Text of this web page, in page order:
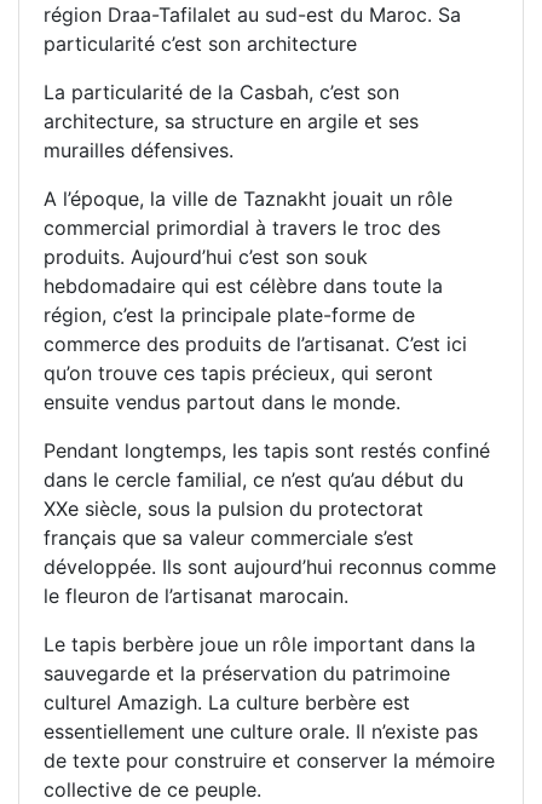
région Draa-Tafilalet au sud-est du Maroc. Sa
particularité c’est son architecture
La particularité de la Casbah, c’est son
architecture, sa structure en argile et ses
murailles défensives.
A l’époque, la ville de Taznakht jouait un rôle
commercial primordial à travers le troc des
produits. Aujourd’hui c’est son souk
hebdomadaire qui est célèbre dans toute la
région, c’est la principale plate-forme de
commerce des produits de l’artisanat. C’est ici
qu’on trouve ces tapis précieux, qui seront
ensuite vendus partout dans le monde.
Pendant longtemps, les tapis sont restés confiné
dans le cercle familial, ce n’est qu’au début du
XXe siècle, sous la pulsion du protectorat
français que sa valeur commerciale s’est
développée. Ils sont aujourd’hui reconnus comme
le fleuron de l’artisanat marocain.
Le tapis berbère joue un rôle important dans la
sauvegarde et la préservation du patrimoine
culturel Amazigh. La culture berbère est
essentiellement une culture orale. Il n’existe pas
de texte pour construire et conserver la mémoire
collective de ce peuple.